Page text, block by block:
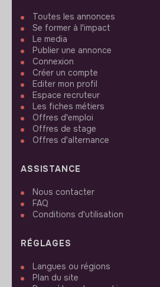
Toutes les annonces
Se former à l'impact
Le media
Publier une annonce
Connexion
Créer un compte
Editer mon profil
Espace recruteur
Les fiches métiers
Offres d'emploi
Offres de stage
Offres d'alternance
ASSISTANCE
Nous contacter
FAQ
Conditions d'utilisation
RÉGLAGES
Langues ou régions
Plan du site